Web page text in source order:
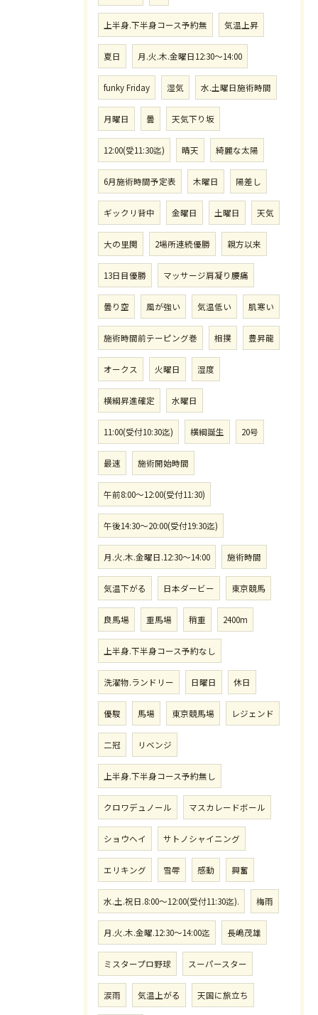
上半身.下半身コース予約無 気温上昇
夏日 月.火.木.金曜日12:30〜14:00
funky Friday 湿気 水.土曜日施術時間
月曜日 曇 天気下り坂
12:00(受11:30迄) 晴天 綺麗な太陽
6月施術時間予定表 木曜日 陽差し
ギックリ背中 金曜日 土曜日 天気
大の里関 2場所連続優勝 親方以来
13日目優勝 マッサージ肩凝り腰痛
曇り空 風が強い 気温低い 肌寒い
施術時間前テーピング巻 相撲 豊昇龍
オークス 火曜日 湿度
横綱昇進確定 水曜日
11:00(受付10:30迄) 横綱誕生 20号
最速 施術開始時間
午前8:00〜12:00(受付11:30)
午後14:30〜20:00(受付19:30迄)
月.火.木.金曜日.12:30〜14:00 施術時間
気温下がる 日本ダービー 東京競馬
良馬場 重馬場 稍重 2400m
上半身.下半身コース予約なし
洗濯物.ランドリー 日曜日 休日
優駿 馬場 東京競馬場 レジェンド
二冠 リベンジ
上半身.下半身コース予約無し
クロワデュノール マスカレードボール
ショウヘイ サトノシャイニング
エリキング 雪辱 感動 興奮
水.土.祝日.8:00〜12:00(受付11:30迄). 梅雨
月.火.木.金曜.12:30〜14:00迄 長嶋茂雄
ミスタープロ野球 スーパースター
涙雨 気温上がる 天国に旅立ち